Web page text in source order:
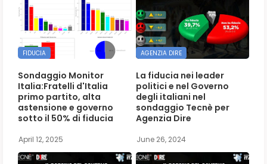
FIDUCIA
Sondaggio Monitor
Italia:Fratelli d'Italia
primo partito, alta
astensione e governo
sotto il 50% di fiducia
April 12, 2025
AGENZIA DIRE
La fiducia nei leader
politici e nel Governo
degli italiani nel
sondaggio Tecnè per
Agenzia Dire
June 26, 2024